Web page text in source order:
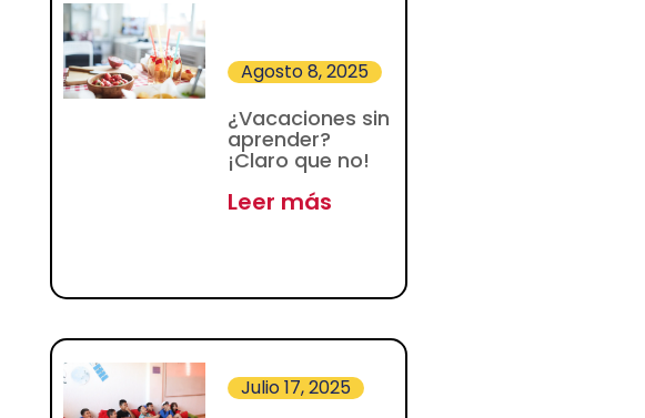
¿Vacaciones sin
aprender?
¡Claro que no!
Agosto 8, 2025
Leer más
Julio 17, 2025